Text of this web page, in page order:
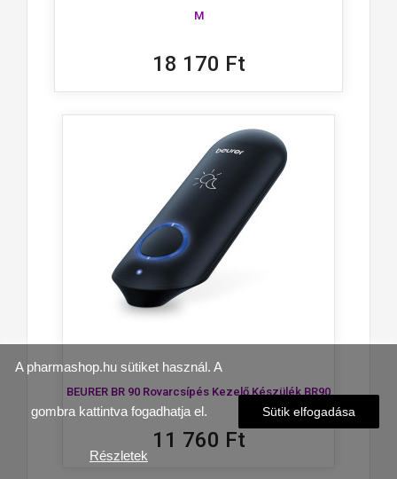
M
18 170 Ft
BEURER BR 90 Rovarcsípés Kezelő Készülék BR90
11 760 Ft
A pharmashop.hu sütiket használ. A
gombra kattintva fogadhatja el.
Részletek
Sütik elfogadása